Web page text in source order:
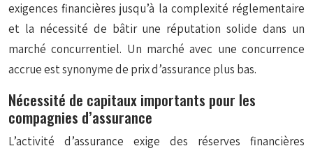
exigences financières jusqu’à la complexité réglementaire
et la nécessité de bâtir une réputation solide dans un
marché concurrentiel. Un marché avec une concurrence
accrue est synonyme de prix d’assurance plus bas.
Nécessité de capitaux importants pour les
compagnies d’assurance
L’activité d’assurance exige des réserves financières